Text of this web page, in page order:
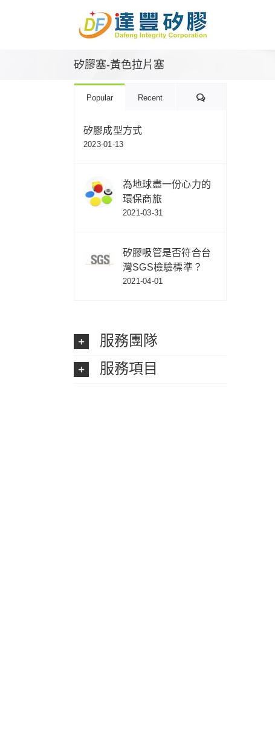
矽膠塞-黃色拉片塞
Popular Recent Comments
矽膠成型方式
2023-01-13
為地球盡一份心力的
環保商旅
2021-03-31
矽膠吸管是否符合台
灣SGS檢驗標準？
2021-04-01
服務團隊
服務項目